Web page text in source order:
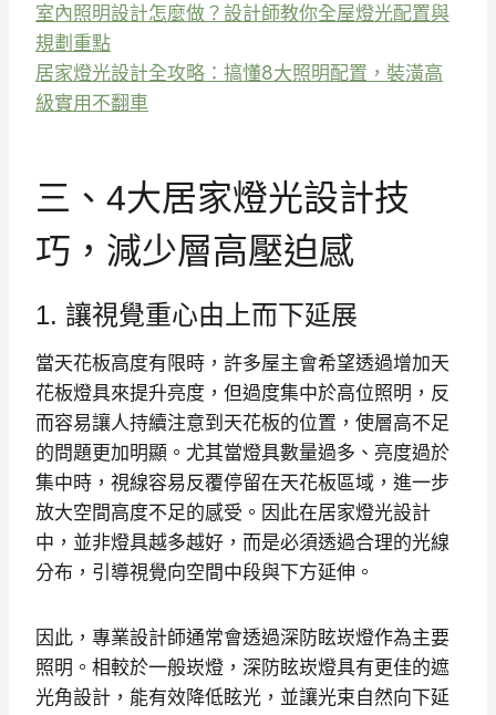
室內照明設計怎麼做？設計師教你全屋燈光配置與
規劃重點
居家燈光設計全攻略：搞懂8大照明配置，裝潢高
級實用不翻車
三、4大居家燈光設計技
巧，減少層高壓迫感
1. 讓視覺重心由上而下延展
當天花板高度有限時，許多屋主會希望透過增加天
花板燈具來提升亮度，但過度集中於高位照明，反
而容易讓人持續注意到天花板的位置，使層高不足
的問題更加明顯。尤其當燈具數量過多、亮度過於
集中時，視線容易反覆停留在天花板區域，進一步
放大空間高度不足的感受。因此在居家燈光設計
中，並非燈具越多越好，而是必須透過合理的光線
分布，引導視覺向空間中段與下方延伸。
因此，專業設計師通常會透過深防眩崁燈作為主要
照明。相較於一般崁燈，深防眩崁燈具有更佳的遮
光角設計，能有效降低眩光，並讓光束自然向下延